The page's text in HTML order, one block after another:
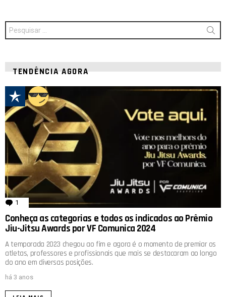
Procurar
por:
TENDÊNCIA AGORA
1 comentário
Conheça as categorias e todos os indicados ao Prêmio
Jiu-Jitsu Awards por VF Comunica 2024
A temporada 2023 chegou ao fim e agora é o momento de premiar os
atletas, professores e profissionais que mais se destacaram ao longo
do ano em diversas posições.
há 3 anos